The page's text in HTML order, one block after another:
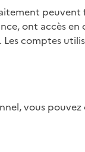
ont accès
comptes
vous pouvez